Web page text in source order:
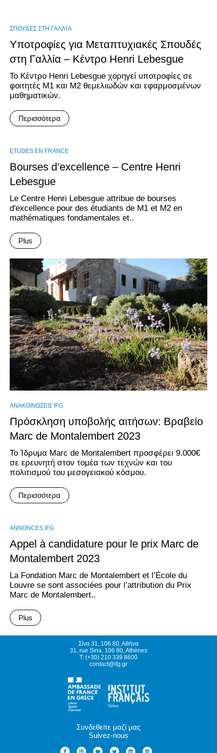
ΣΠΟΥΔΈΣ ΣΤΗ ΓΑΛΛΊΑ
Υποτροφίες για Μεταπτυχιακές Σπουδές
στη Γαλλία – Κέντρο Henri Lebesgue
Το Κέντρο Henri Lebesgue χορηγεί υποτροφίες σε
φοιτητές Μ1 και Μ2 θεμελιωδών και εφαρμοσμένων
μαθηματικών.
Περισσότερα
ΕTUDES EN FRANCE
Bourses d’excellence – Centre Henri
Lebesgue
Le Centre Henri Lebesgue attribue de bourses
d'excellence pour des étudiants de M1 et M2 en
mathématiques fondamentales et..
Plus
ΑΝΑΚΟΙΝΏΣΕΙΣ IFG
Πρόσκληση υποβολής αιτήσων: Βραβείο
Marc de Montalembert 2023
Το Ίδρυμα Marc de Montalembert προσφέρει 9.000€
σε ερευνητή στον τομέα των τεχνών και του
πολιτισμού του μεσογειακού κόσμου.
Περισσότερα
ANNONCES IFG
Appel à candidature pour le prix Marc de
Montalembert 2023
La Fondation Marc de Montalembert et l’École du
Louvre se sont associées pour l’attribution du Prix
Marc de Montalembert..
Plus
Σίνα 31, 106 80, Αθήνα
31, rue Sina, 106 80, Athènes
T: (+30) 210 339 8600
contact@ifg.gr
Συνδεθείτε μαζί μας
Suivez-nous